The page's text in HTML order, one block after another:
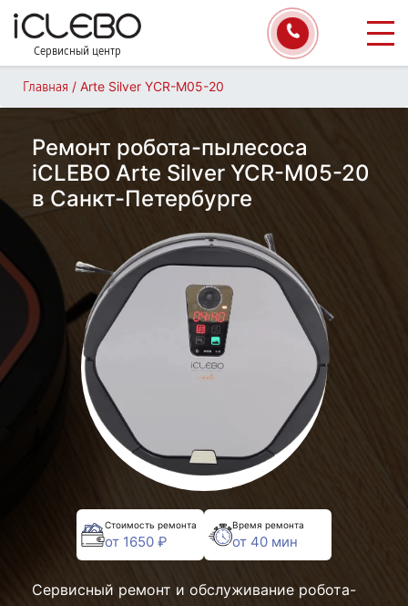
Сервисный центр
Главная / Arte Silver YCR-M05-20
Ремонт робота-пылесоса
iCLEBO Arte Silver YCR-M05-20
в Санкт-Петербурге
Стоимость ремонта
от 1650 ₽
Время ремонта
от 40 мин
Сервисный ремонт и обслуживание робота-